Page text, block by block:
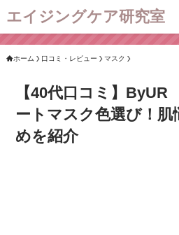
エイジングケア研究室
ホーム 口コミ・レビュー マスク
【40代口コミ】ByUR
ートマスク色選び！
めを紹介